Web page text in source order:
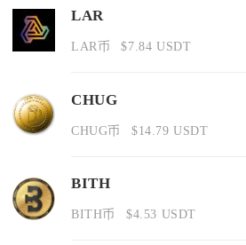
LAR
LAR币 $7.84 USDT
CHUG
CHUG币 $14.79 USDT
BITH
BITH币 $4.53 USDT